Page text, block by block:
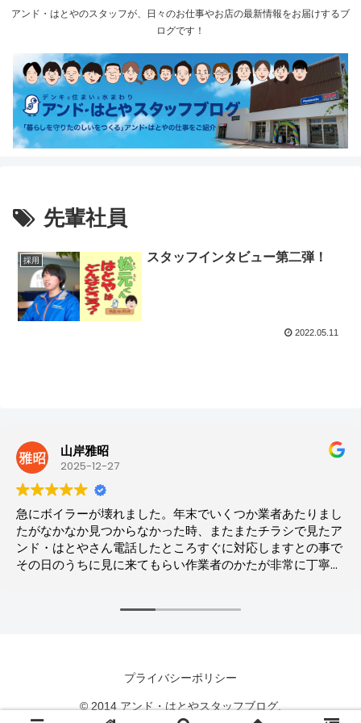
アンド・はとやのスタッフが、日々のお仕事やお店の最新情報をお届けするブ
ログです！
先輩社員
採用 スタッフインタビュー第二弾！
2022.05.11
山岸雅昭
2025-12-27
急にボイラーが壊れました。年末でいくつか業者あたりまし
たがなかなか見つからなかった時、またまたチラシで見たア
ンド・はとやさん電話したところすぐに対応しますとの事で
その日のうちに見に来てもらい作業者のかたが非常に丁寧に
プライバシーポリシー
© 2014 アンド・はとやスタッフブログ.